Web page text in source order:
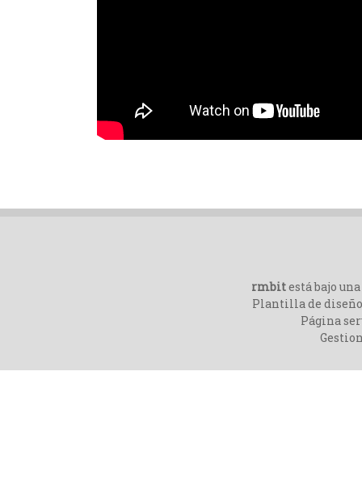
rmbitestá bajo una
Plantilla de
Página